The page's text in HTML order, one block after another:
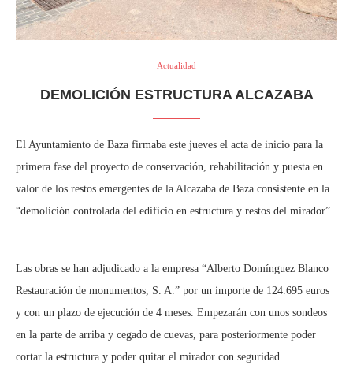
Actualidad
DEMOLICIÓN ESTRUCTURA ALCAZABA
El Ayuntamiento de Baza firmaba este jueves el acta de inicio para la
primera fase del proyecto de conservación, rehabilitación y puesta en
valor de los restos emergentes de la Alcazaba de Baza consistente en la
“demolición controlada del edificio en estructura y restos del mirador”.
Las obras se han adjudicado a la empresa “Alberto Domínguez Blanco
Restauración de monumentos, S. A.” por un importe de 124.695 euros
y con un plazo de ejecución de 4 meses. Empezarán con unos sondeos
en la parte de arriba y cegado de cuevas, para posteriormente poder
cortar la estructura y poder quitar el mirador con seguridad.